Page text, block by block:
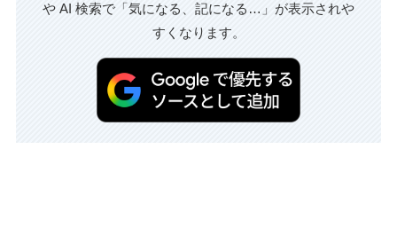
や AI 検索で「気になる、記になる…」が表示されや
すくなります。